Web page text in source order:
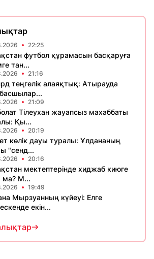
22:25
футбол құрамасын басқаруға
тан...
21:16
теңгелік алаяқтық: Атырауда
21:09
Тілеухан жауапсыз махаббаты
Қы...
20:19
көлік дауы туралы: Ұлдананың
"сенд...
20:16
мектептерінде хиджаб киюге
ма? М...
19:49
Мырзуанның күйеуі: Елге
екін...